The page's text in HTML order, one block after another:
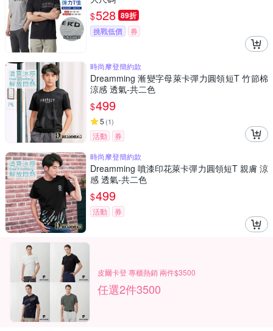
$528 89折
挑戰低價 券
時尚摩登簡約款
Dreamming 漸變字母萊卡彈力圓領短T 竹節棉
涼感 透氣-共二色
$499
5 (1)
活動
券
時尚摩登簡約款
Dreamming 噴漆印花萊卡彈力圓領短T 親膚 涼
感 透氣-共二色
$499
活動 券
皮爾卡登 專櫃熱銷 兩件$3500
任選2件3500